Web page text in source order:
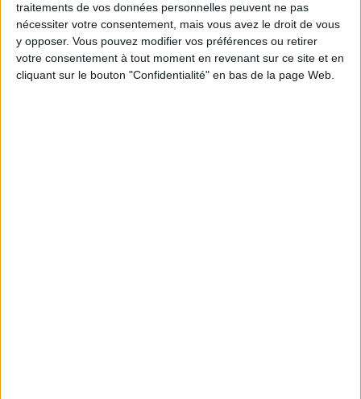
traitements de vos données personnelles peuvent ne pas
nécessiter votre consentement, mais vous avez le droit de vous
y opposer. Vous pouvez modifier vos préférences ou retirer
votre consentement à tout moment en revenant sur ce site et en
cliquant sur le bouton "Confidentialité" en bas de la page Web.